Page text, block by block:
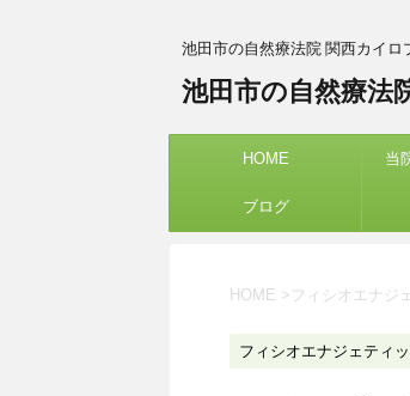
池田市の自然療法院 関西カイ
池田市の自然療法
HOME 当
ブログ
HOME > フィシオエナジ
フィシオエナジェティ